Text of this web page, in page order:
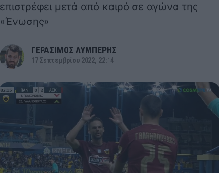
επιστρέφει μετά από καιρό σε αγώνα της
«Ένωσης»
ΓΕΡΑΣΙΜΟΣ ΛΥΜΠΕΡΗΣ
17 Σεπτεμβρίου 2022, 22:14